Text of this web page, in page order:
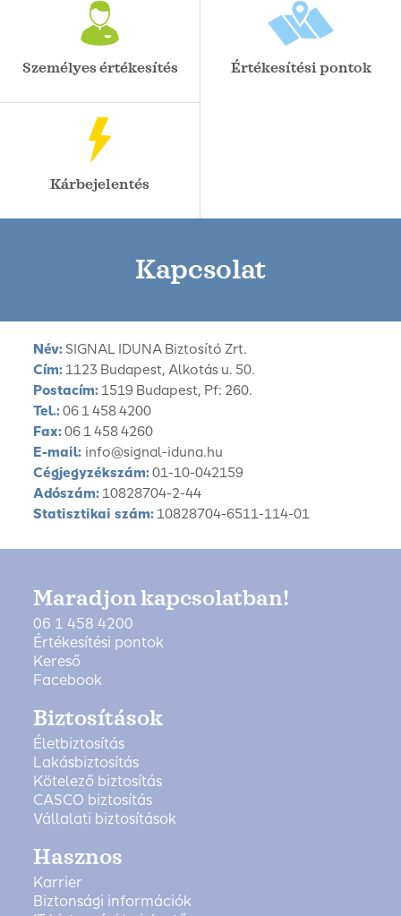
Személyes értékesítés Értékesítési pontok
Kárbejelentés
Kapcsolat
Név: SIGNAL IDUNA Biztosító Zrt.
Cím: 1123 Budapest, Alkotás u. 50.
Postacím: 1519 Budapest, Pf: 260.
Tel.:06 1 458 4200
Fax:06 1 458 4260
E-mail: info@signal-iduna.hu
Cégjegyzékszám:01-10-042159
Adószám: 10828704-2-44
Statisztikai szám: 10828704-6511-114-01
Maradjon kapcsolatban!
06 1 458 4200
Értékesítési pontok
Kereső
Facebook
Biztosítások
Életbiztosítás
Lakásbiztosítás
Kötelező biztosítás
CASCO biztosítás
Vállalati biztosítások
Hasznos
Karrier
Biztonsági információk